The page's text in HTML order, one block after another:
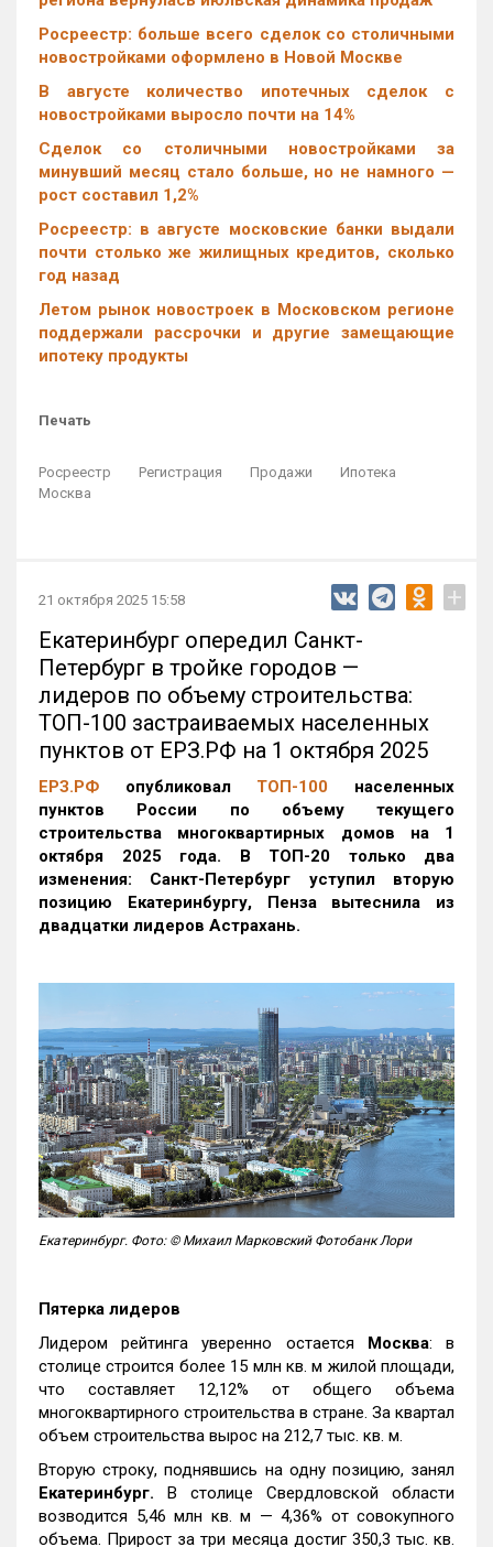
Росреестр: больше всего сделок со столичными
новостройками оформлено в Новой Москве
В августе количество ипотечных сделок с
новостройками выросло почти на 14%
Cделок со столичными новостройками за
минувший месяц стало больше, но не намного —
рост составил 1,2%
Росреестр: в августе московские банки выдали
почти столько же жилищных кредитов, сколько
год назад
Летом рынок новостроек в Московском регионе
поддержали рассрочки и другие замещающие
ипотеку продукты
Печать
Росреестр Регистрация Продажи
Ипотека
Москва
21 октября 2025 15:58 +
Екатеринбург опередил Санкт-
Петербург в тройке городов —
лидеров по объему строительства:
ТОП-100 застраиваемых населенных
пунктов от ЕРЗ.РФ на 1 октября 2025
ЕРЗ.РФ опубликовал ТОП-100 населенных
пунктов России по объему текущего
строительства многоквартирных домов на 1
октября 2025 года. В ТОП-20 только два
изменения: Санкт-Петербург уступил вторую
позицию Екатеринбургу, Пенза вытеснила из
двадцатки лидеров Астрахань.
Екатеринбург. Фото: © Михаил Марковский Фотобанк Лори
Пятерка лидеров
Лидером рейтинга уверенно остается Москва: в
столице строится более 15 млн кв. м жилой площади,
что составляет 12,12% от общего объема
многоквартирного строительства в стране. За квартал
объем строительства вырос на 212,7 тыс. кв. м.
Вторую строку, поднявшись на одну позицию, занял
Екатеринбург. В столице Свердловской области
возводится 5,46 млн кв. м — 4,36% от совокупного
объема. Прирост за три месяца достиг 350,3 тыс. кв.